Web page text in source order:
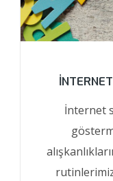
İnternet